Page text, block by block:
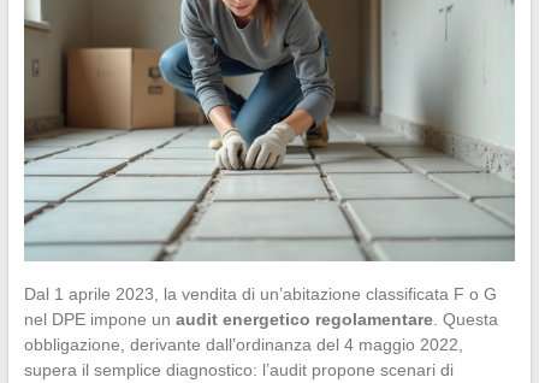
Dal 1 aprile 2023, la vendita di un’abitazione classificata F o G
nel DPE impone un audit energetico regolamentare. Questa
obbligazione, derivante dall’ordinanza del 4 maggio 2022,
supera il semplice diagnostico: l’audit propone scenari di